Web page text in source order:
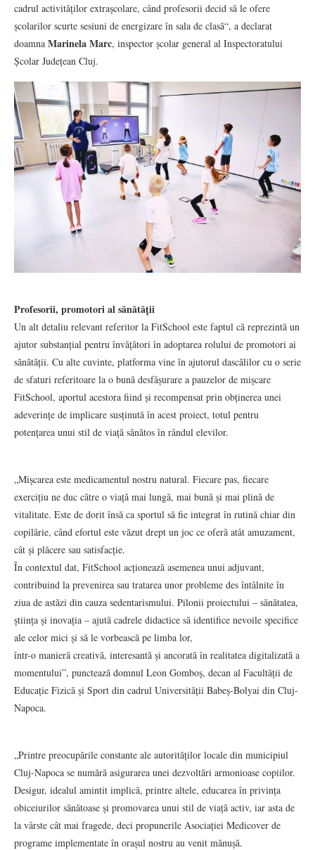
cadrul activităților extrașcolare, când profesorii decid să le ofere
școlarilor scurte sesiuni de energizare în sala de clasă“, a declarat
doamna Marinela Marc, inspector școlar general al Inspectoratului
Școlar Județean Cluj.
Profesorii, promotori al sănătății
Un alt detaliu relevant referitor la FitSchool este faptul că reprezintă un
ajutor substanțial pentru învățători în adoptarea rolului de promotori ai
sănătății. Cu alte cuvinte, platforma vine în ajutorul dascălilor cu o serie
de sfaturi referitoare la o bună desfășurare a pauzelor de mișcare
FitSchool, aportul acestora fiind și recompensat prin obținerea unei
adeverințe de implicare susținută în acest proiect, totul pentru
potențarea unui stil de viață sănătos în rândul elevilor.
„Mișcarea este medicamentul nostru natural. Fiecare pas, fiecare
exercițiu ne duc către o viață mai lungă, mai bună și mai plină de
vitalitate. Este de dorit însă ca sportul să fie integrat în rutină chiar din
copilărie, când efortul este văzut drept un joc ce oferă atât amuzament,
cât și plăcere sau satisfacție.
În contextul dat, FitSchool acționează asemenea unui adjuvant,
contribuind la prevenirea sau tratarea unor probleme des întâlnite în
ziua de astăzi din cauza sedentarismului. Pilonii proiectului – sănătatea,
știința și inovația – ajută cadrele didactice să identifice nevoile specifice
ale celor mici și să le vorbească pe limba lor,
într-o manieră creativă, interesantă și ancorată în realitatea digitalizată a
momentului”, punctează domnul Leon Gomboș, decan al Facultății de
Educație Fizică și Sport din cadrul Universității Babeș-Bolyai din Cluj-
Napoca.
„Printre preocupările constante ale autorităților locale din municipiul
Cluj-Napoca se numără asigurarea unei dezvoltări armonioase copiilor.
Desigur, idealul amintit implică, printre altele, educarea în privința
obiceiurilor sănătoase și promovarea unui stil de viață activ, iar asta de
la vârste cât mai fragede, deci propunerile Asociației Medicover de
programe implementate în orașul nostru au venit mănușă.